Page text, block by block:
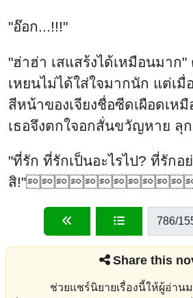
"อ๊อก...!!!"
"ฮ่าฮ่า เสแสร้งได้เหมือนมาก"
เหยนไม่ได้ใส่ใจมากนัก แต่เมื่
สีหน้าของเจียงชื่อซีดเผือดเห
เธอจึงตกใจอกสั่นขวัญหาย ลุก
"ที่รัก ที่รักเป็นอะไรไป? ที่รัก
สิ
786/
Share this
ช่วยแชร์นิยายเรื่องนี้ให้ผู้อ่าน